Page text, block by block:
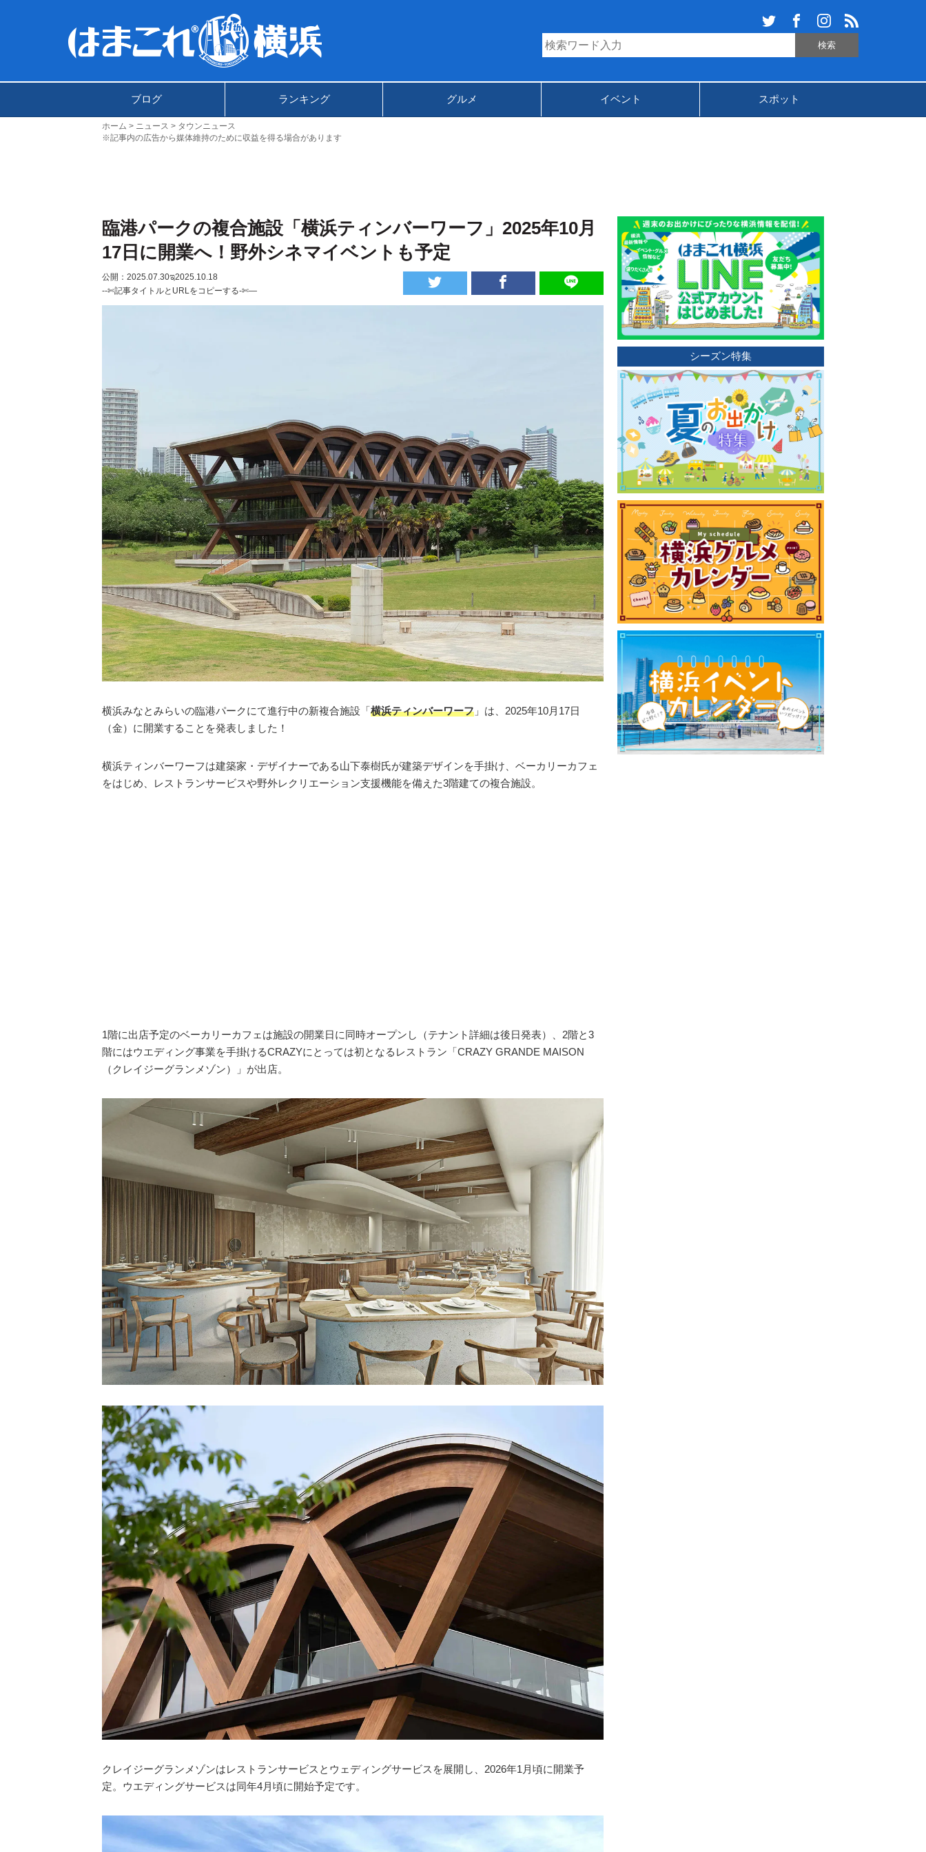
ブログ ランキング グルメ イベント スポット
ホーム ニュース
タウンニュース
※記事内の広告から媒体維持のために収益を得る場合があります
臨港パークの複合施設「横浜ティンバーワーフ」2025年10月
17日に開業へ！野外シネマイベントも予定
公開：2025.07.30ಇ2025.10.18
--✄記事タイトルとURLをコピーする-✄—
横浜みなとみらいの臨港パークにて進行中の新複合施設「横浜ティンバーワーフ 」は、2025年10月17日
（金）に開業することを発表しました！
横浜ティンバーワーフは建築家・デザイナーである山下泰樹氏が建築デザインを手掛け、ベーカリーカフェ
をはじめ、レストランサービスや野外レクリエーション支援機能を備えた3階建ての複合施設。
1階に出店予定のベーカリーカフェは施設の開業日に同時オープンし（テナント詳細は後日発表）、2階と3
階にはウエディング事業を手掛けるCRAZYにとっては初となるレストラン「CRAZY GRANDE MAISON
（クレイジーグランメゾン）」が出店。
クレイジーグランメゾンはレストランサービスとウェディングサービスを展開し、2026年1月頃に開業予
定。ウエディングサービスは同年4月頃に開始予定です。
シーズン特集